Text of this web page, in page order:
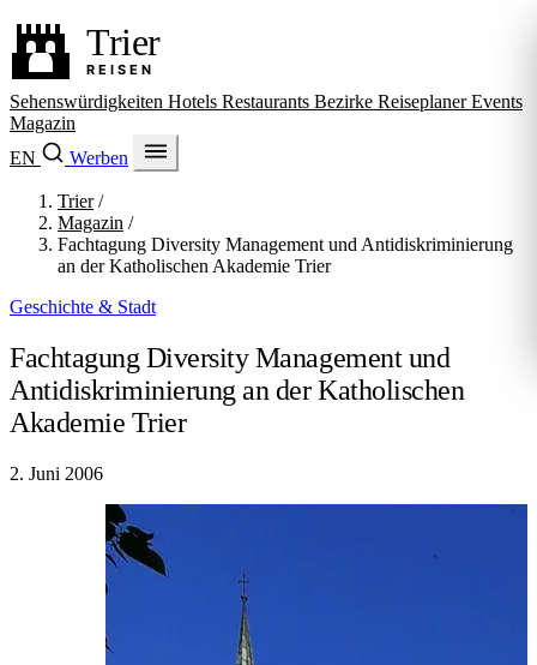
Sehenswürdigkeiten Hotels Restaurants Bezirke ReiseplanerEvents
Magazin
EN
Werben
Trier /
Magazin /
Fachtagung Diversity Management und Antidiskriminierung
an der Katholischen Akademie Trier
Geschichte & Stadt
Fachtagung Diversity Management und
Antidiskriminierung an der Katholischen
Akademie Trier
2. Juni 2006